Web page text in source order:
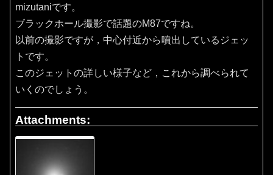
mizutaniです。
ブラックホール撮影で話題のM87ですね。
以前の撮影ですが，中心付近から噴出しているジェッ
トです。
このジェットの詳しい様子など，これから調べられて
いくのでしょう。
Attachments: